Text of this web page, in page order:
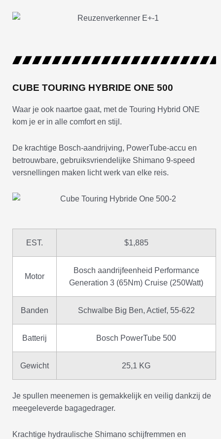
CUBE TOURING HYBRIDE ONE 500
Waar je ook naartoe gaat, met de Touring Hybrid ONE
kom je er in alle comfort en stijl.
De krachtige Bosch-aandrijving, PowerTube-accu en
betrouwbare, gebruiksvriendelijke Shimano 9-speed
versnellingen maken licht werk van elke reis.
EST. $1,885
Motor
Bosch aandrijfeenheid Performance
Generation 3 (65Nm) Cruise (250Watt)
Banden Schwalbe Big Ben, Actief, 55-622
Batterij Bosch PowerTube 500
Gewicht 25,1 KG
Je spullen meenemen is gemakkelijk en veilig dankzij de
meegeleverde bagagedrager.
Krachtige hydraulische Shimano schijfremmen en